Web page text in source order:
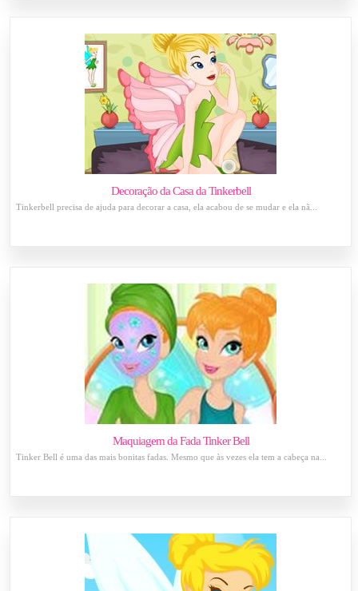
Decoração da Casa da Tinkerbell
Tinkerbell precisa de ajuda para decorar a casa, ela acabou de se mudar e ela nã...
Maquiagem da Fada Tinker Bell
Tinker Bell é uma das mais bonitas fadas. Mesmo que às vezes ela tem a cabeça na...